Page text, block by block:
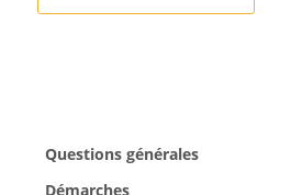
Questions générales
Démarches